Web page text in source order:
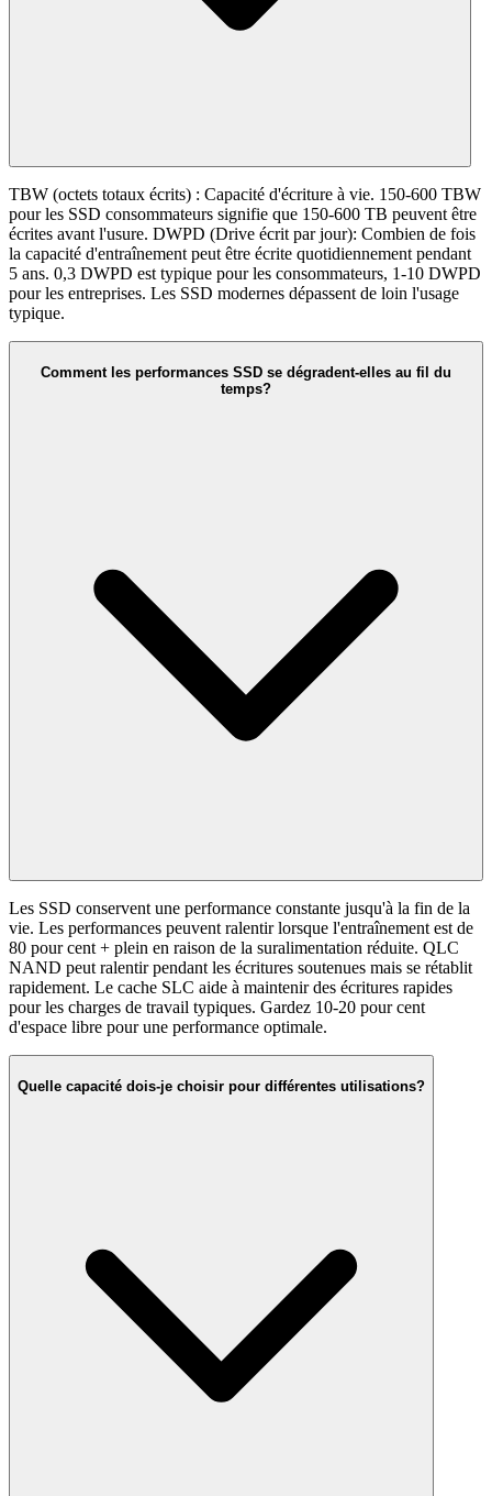
TBW (octets totaux écrits) : Capacité d'écriture à vie. 150-600 TBW
pour les SSD consommateurs signifie que 150-600 TB peuvent être
écrites avant l'usure. DWPD (Drive écrit par jour): Combien de fois
la capacité d'entraînement peut être écrite quotidiennement pendant
5 ans. 0,3 DWPD est typique pour les consommateurs, 1-10 DWPD
pour les entreprises. Les SSD modernes dépassent de loin l'usage
typique.
Comment les performances SSD se dégradent-elles au fil du
temps?
Les SSD conservent une performance constante jusqu'à la fin de la
vie. Les performances peuvent ralentir lorsque l'entraînement est de
80 pour cent + plein en raison de la suralimentation réduite. QLC
NAND peut ralentir pendant les écritures soutenues mais se rétablit
rapidement. Le cache SLC aide à maintenir des écritures rapides
pour les charges de travail typiques. Gardez 10-20 pour cent
d'espace libre pour une performance optimale.
Quelle capacité dois-je choisir pour différentes utilisations?